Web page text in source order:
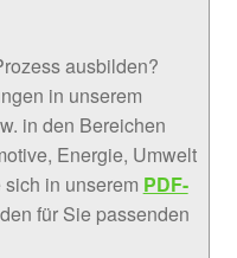
ausbilden?
in unserem
in den Bereichen
Energie, Umwelt
in unserem PDF-
für Sie passenden